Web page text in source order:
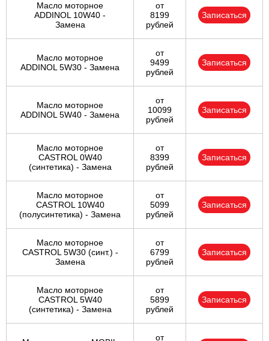
Масло моторное
ADDINOL 10W40 -
Замена
от
8199
рублей
Записаться
Масло моторное
ADDINOL 5W30 - Замена
от
9499
рублей
Записаться
Масло моторное
ADDINOL 5W40 - Замена
от
10099
рублей
Записаться
Масло моторное
CASTROL 0W40
(синтетика) - Замена
от
8399
рублей
Записаться
Масло моторное
CASTROL 10W40
(полусинтетика) - Замена
от
5099
рублей
Записаться
Масло моторное
CASTROL 5W30 (синт.) -
Замена
от
6799
рублей
Записаться
Масло моторное
CASTROL 5W40
(синтетика) - Замена
от
5899
рублей
Записаться
от